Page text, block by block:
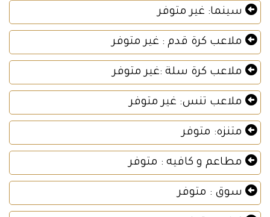
سينما: غير متوفر
ملاعب كرة قدم : غير متوفر
ملاعب كرة سلة :غير متوفر
ملاعب تنس: غير متوفر
متنزه: متوفر
مطاعم و كافيه : متوفر
سوق : متوفر